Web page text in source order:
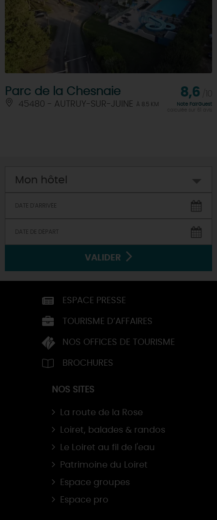
Parc de la Chesnaie
45480 - AUTRUY-SUR-JUINE À 8.5 KM
8,6
Note FairGuest
calculée sur 61 avis
Mon hôtel
VALIDER
ESPACE PRESSE
TOURISME D’AFFAIRES
NOS OFFICES DE TOURISME
BROCHURES
NOS SITES
La route de la Rose
Loiret, balades & randos
Le Loiret au fil de l'eau
Patrimoine du Loiret
Espace groupes
Espace pro